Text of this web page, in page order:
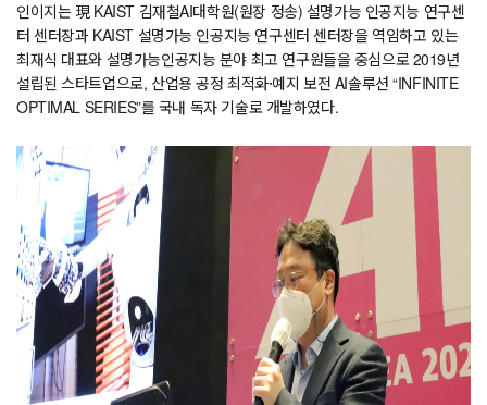
인이지는 現 KAIST 김재철AI대학원(원장 정송) 설명가능 인공지능 연구센
터 센터장과 KAIST 설명가능 인공지능 연구센터 센터장을 역임하고 있는
최재식 대표와 설명가능인공지능 분야 최고 연구원들을 중심으로 2019년
설립된 스타트업으로, 산업용 공정 최적화·예지 보전 AI솔루션 “INFINITE
OPTIMAL SERIES”를 국내 독자 기술로 개발하였다.